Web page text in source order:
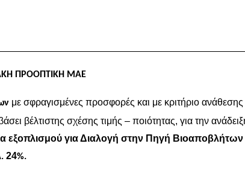
ΠΡΟΟΠΤΙΚΗ ΜΑΕ
με σφραγισμένες προσφορές και με κριτήριο ανάθεσης
βέλτιστης σχέσης τιμής – ποιότητας, για την
εξοπλισμού για Διαλογή στην Πηγή Βιοαποβλήτων
24%.